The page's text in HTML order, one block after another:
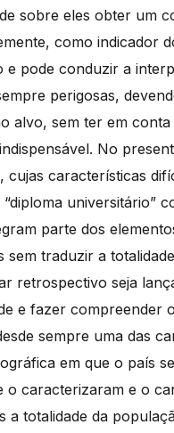
sobre eles obter um
como indicador
e pode conduzir a
perigosas,
alvo, sem ter em
No
cujas características
universitário”
parte dos
sem traduzir a
retrospectivo seja
e fazer compreender
sempre uma das
em que o país
o caracterizaram e o
a totalidade da